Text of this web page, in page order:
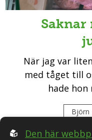
När jag var
med tåget till
hade hon
Björn
Den här